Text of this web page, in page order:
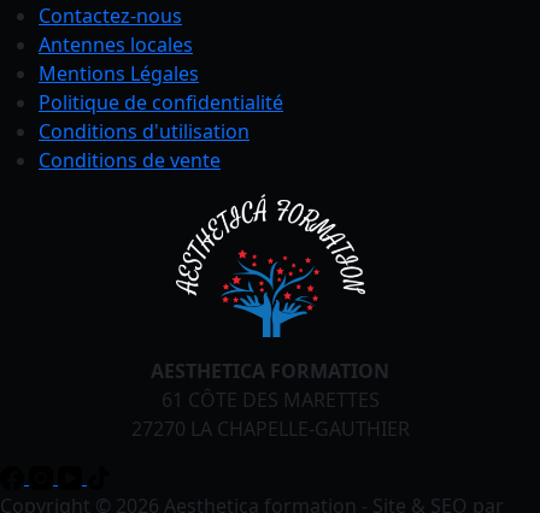
Contactez-nous
Antennes locales
Mentions Légales
Politique de confidentialité
Conditions d'utilisation
Conditions de vente
AESTHETICA FORMATION
61 CÔTE DES MARETTES
27270 LA CHAPELLE-GAUTHIER
Copyright © 2026 Aesthetica formation - Site & SEO par